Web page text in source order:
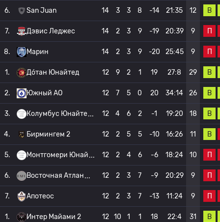
6. San Juan 14 3 3 8 -14 21:35 12 В
7. Дэвис Леджес 14 2 3 9 -19 20:39 9 П
8. Марин 14 2 3 9 -20 25:45 9 П
1. До́тан Юнайтед 12 9 2 1 19 27:8 29 В
2. Южный АО 12 7 5 0 20 34:14 26 В
3. Колумбус Юнайте 12 4 6 2 -1 19:20 18 В
4. Бирмингем 2 12 2 5 5 -10 16:26 11 В
5. Монтгомери Юнай 12 2 4 6 -6 18:24 10 П
6. Восточная Атлан 12 2 3 7 -9 20:29 9 П
7. Апотеос 12 2 3 7 -13 11:24 9 П
1. Интер Майами 2 12 10 1 1 18 22:4 31 В